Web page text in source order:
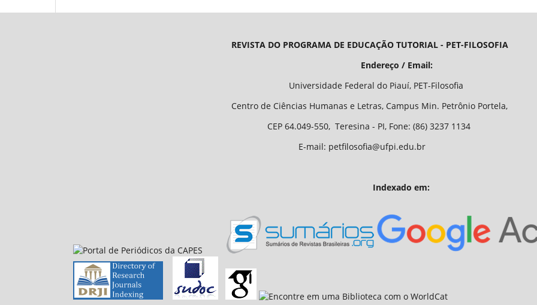
REVISTA DO PROGRAMA DE EDUCAÇÃO TUTORIAL - PET-FILOSOFIA
Endereço / Email:
Universidade Federal do Piauí, PET-Filosofia
Centro de Ciências Humanas e Letras, Campus Min. Petrônio Portela,
CEP 64.049-550, Teresina - PI, Fone: (86) 3237 1134
E-mail: petfilosofia@ufpi.edu.br
Indexado em: